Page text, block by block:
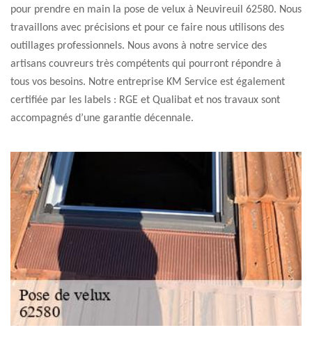
pour prendre en main la pose de velux à Neuvireuil 62580. Nous
travaillons avec précisions et pour ce faire nous utilisons des
outillages professionnels. Nous avons à notre service des
artisans couvreurs très compétents qui pourront répondre à
tous vos besoins. Notre entreprise KM Service est également
certifiée par les labels : RGE et Qualibat et nos travaux sont
accompagnés d’une garantie décennale.